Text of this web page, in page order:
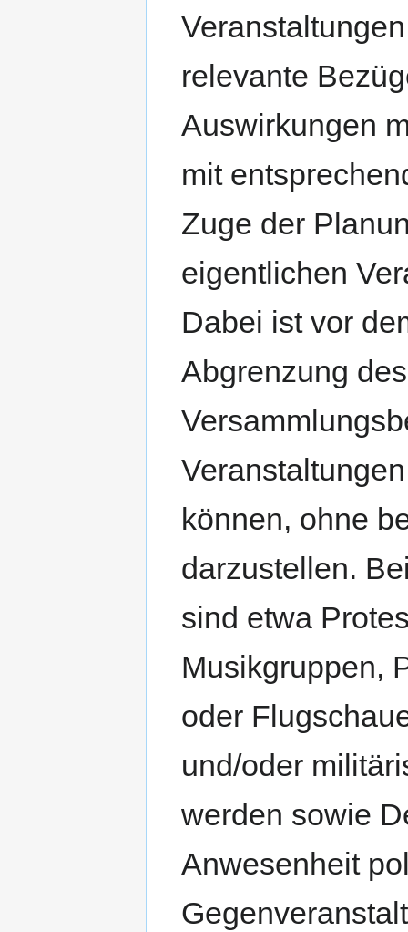
relevante
Auswirkungen
mit
Zuge der
eigentlichen
Dabei ist vor
Abgrenzung
können, ohne
darzustellen.
sind etwa
Musikgruppen,
oder
und/oder
werden sowie
Anwesenheit